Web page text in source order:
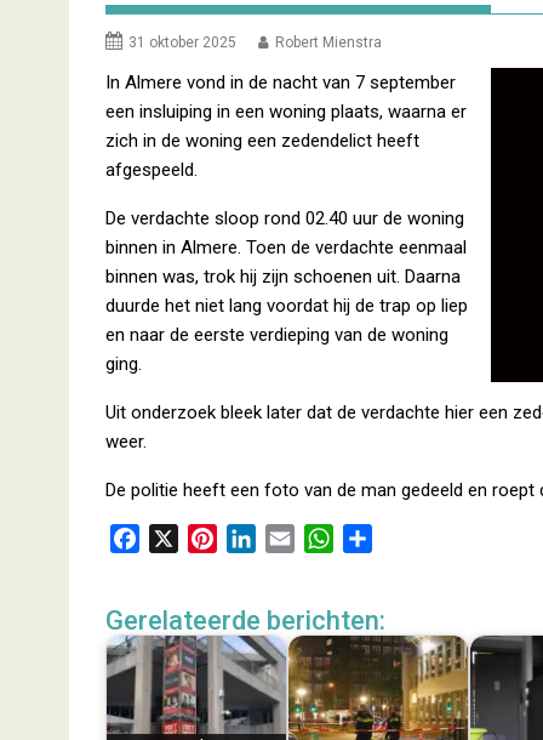
31 oktober 2025 Robert Mienstra
In Almere vond in de nacht van 7 september
een insluiping in een woning plaats, waarna er
zich in de woning een zedendelict heeft
afgespeeld.
De verdachte sloop rond 02.40 uur de woning
binnen in Almere. Toen de verdachte eenmaal
binnen was, trok hij zijn schoenen uit. Daarna
duurde het niet lang voordat hij de trap op liep
en naar de eerste verdieping van de woning
ging.
Uit onderzoek bleek later dat de verdachte hier een
weer.
De politie heeft een foto van de man gedeeld en
e
o
t
e
r
e
k
e
d
i
l
W
t
s
A
p
e
n
Gerelateerde berichten: